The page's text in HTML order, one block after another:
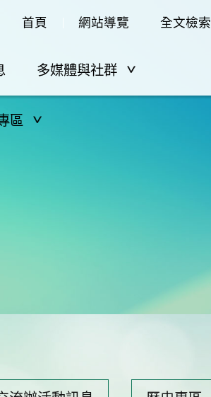
首頁 網站導覽 全文檢索
多媒體與社群
區